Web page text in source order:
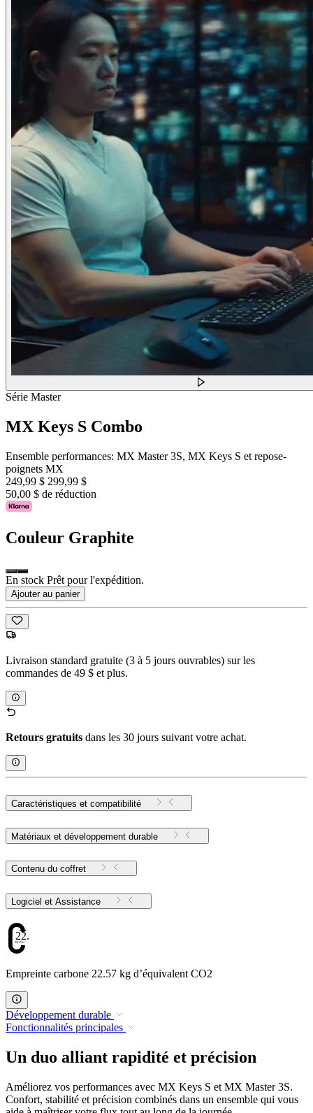
Série Master
MX Keys S Combo
Ensemble performances: MX Master 3S, MX Keys S et repose-
poignets MX
249,99 $ 299,99 $
50,00 $ de réduction
Couleur Graphite
En stock Prêt pour l'expédition.
Ajouter au panier
Livraison standard gratuite (3 à 5 jours ouvrables) sur les
commandes de 49 $ et plus.
Retours gratuits dans les 30 jours suivant votre achat.
Caractéristiques et compatibilité
Matériaux et développement durable
Contenu du coffret
Logiciel et Assistance
22.57
Empreinte carbone 22.57 kg d’équivalent CO2
Développement durable
Fonctionnalités principales
Un duo alliant rapidité et précision
Améliorez vos performances avec MX Keys S et MX Master 3S.
Confort, stabilité et précision combinés dans un ensemble qui vous